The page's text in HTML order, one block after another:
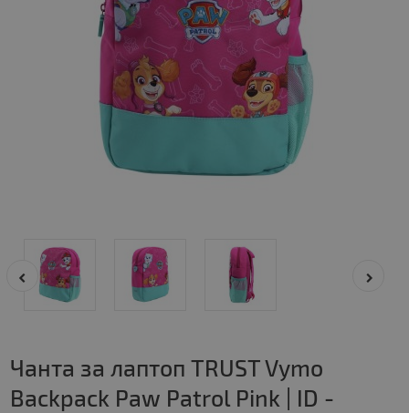
Чанта за лаптоп TRUST Vymo
Backpack Paw Patrol Pink | ID -